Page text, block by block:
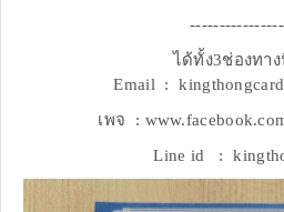
ได้ทั้ง3ช่องทา
Email :
เพจ :
Line id :